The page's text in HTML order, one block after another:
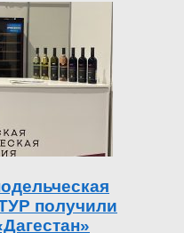
получили